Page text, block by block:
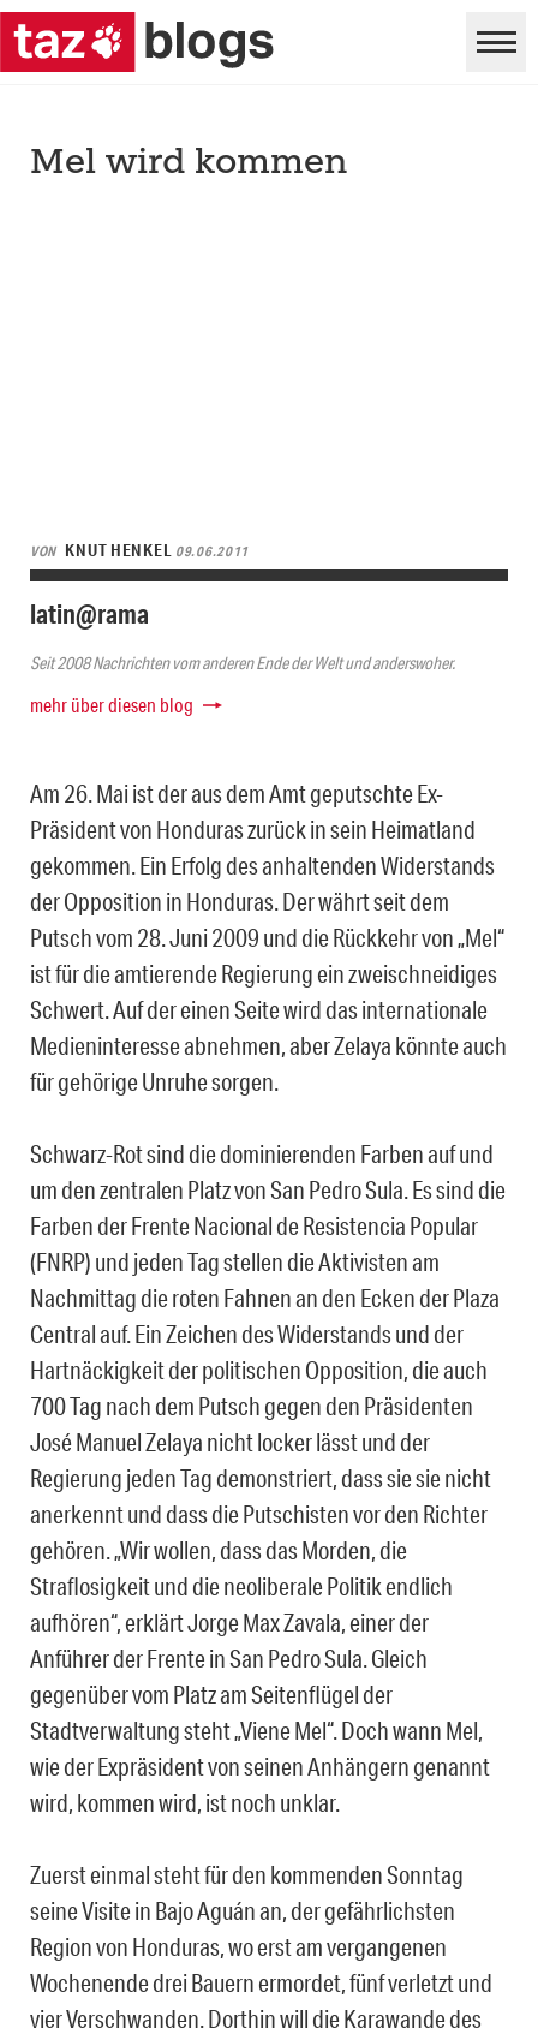
Mel wird kommen
VON KNUT HENKEL 09.06.2011
latin@rama
Seit 2008 Nachrichten vom anderen Ende der Welt und anderswoher.
mehr über diesen blog
Am 26. Mai ist der aus dem Amt geputschte Ex-
Präsident von Honduras zurück in sein Heimatland
gekommen. Ein Erfolg des anhaltenden Widerstands
der Opposition in Honduras. Der währt seit dem
Putsch vom 28. Juni 2009 und die Rückkehr von „Mel“
ist für die amtierende Regierung ein zweischneidiges
Schwert. Auf der einen Seite wird das internationale
Medieninteresse abnehmen, aber Zelaya könnte auch
für gehörige Unruhe sorgen.
Schwarz-Rot sind die dominierenden Farben auf und
um den zentralen Platz von San Pedro Sula. Es sind die
Farben der Frente Nacional de Resistencia Popular
(FNRP) und jeden Tag stellen die Aktivisten am
Nachmittag die roten Fahnen an den Ecken der Plaza
Central auf. Ein Zeichen des Widerstands und der
Hartnäckigkeit der politischen Opposition, die auch
700 Tag nach dem Putsch gegen den Präsidenten
José Manuel Zelaya nicht locker lässt und der
Regierung jeden Tag demonstriert, dass sie sie nicht
anerkennt und dass die Putschisten vor den Richter
gehören. „Wir wollen, dass das Morden, die
Straflosigkeit und die neoliberale Politik endlich
aufhören“, erklärt Jorge Max Zavala, einer der
Anführer der Frente in San Pedro Sula. Gleich
gegenüber vom Platz am Seitenflügel der
Stadtverwaltung steht „Viene Mel“. Doch wann Mel,
wie der Expräsident von seinen Anhängern genannt
wird, kommen wird, ist noch unklar.
Zuerst einmal steht für den kommenden Sonntag
seine Visite in Bajo Aguán an, der gefährlichsten
Region von Honduras, wo erst am vergangenen
Wochenende drei Bauern ermordet, fünf verletzt und
vier Verschwanden. Dorthin will die Karawande des